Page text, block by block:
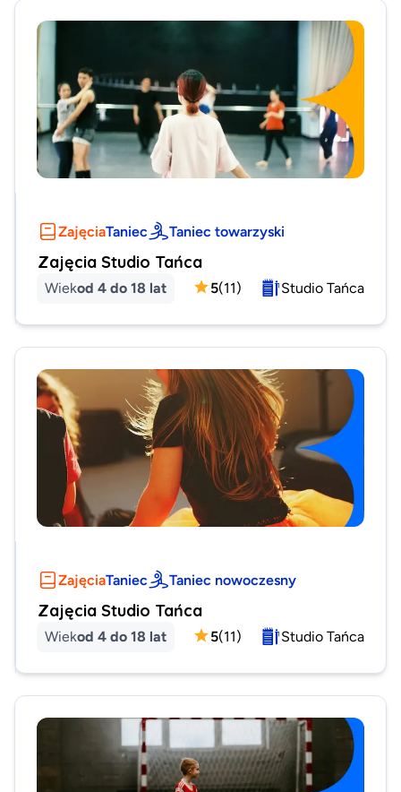
ZajęciaTaniec Taniec towarzyski
Zajęcia Studio Tańca
Wiekod 4 do 18 lat 5(11) Studio Tańca
ZajęciaTaniec Taniec nowoczesny
Zajęcia Studio Tańca
Wiekod 4 do 18 lat 5(11) Studio Tańca